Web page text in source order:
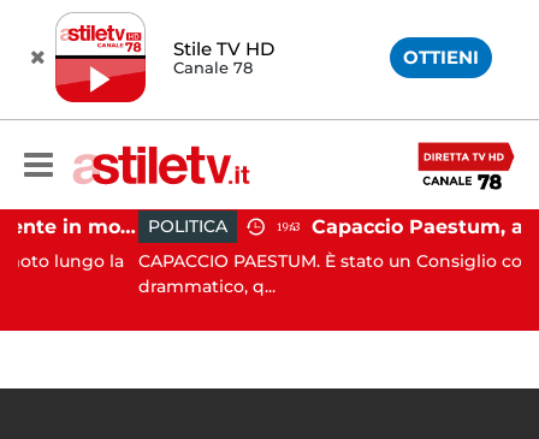
Stile TV HD
Canale 78 OTTIENI
Castellabate, incidente in moto: 27enne in ospedale
la
POLITICA 19:43
CAPACCIO PAESTUM. È stato un Consiglio comunale
drammatico, q...